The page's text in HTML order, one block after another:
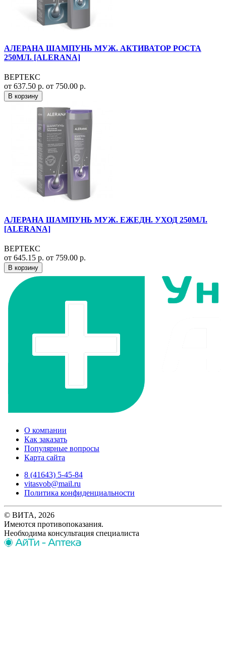
АЛЕРАНА ШАМПУНЬ МУЖ. АКТИВАТОР РОСТА
250МЛ. [ALERANA]
ВЕРТЕКС
от 637.50 р. от 750.00 р.
В корзину
АЛЕРАНА ШАМПУНЬ МУЖ. ЕЖЕДН. УХОД 250МЛ.
[ALERANA]
ВЕРТЕКС
от 645.15 р. от 759.00 р.
В корзину
О компании
Как заказать
Популярные вопросы
Карта сайта
8 (41643) 5-45-84
vitasvob@mail.ru
Политика конфиденциальности
© ВИТА, 2026
Имеются противопоказания.
Необходима консультация специалиста